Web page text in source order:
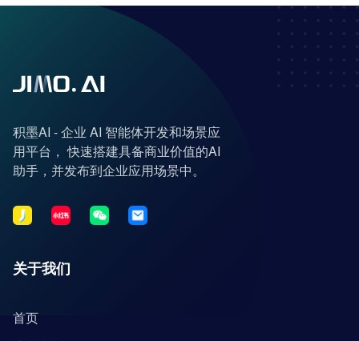
积墨AI - 企业 AI 智能体开发和场景应
用平台， 快速搭建具备商业价值的AI
助手，并发布到企业应用场景中。
关于我们
首页